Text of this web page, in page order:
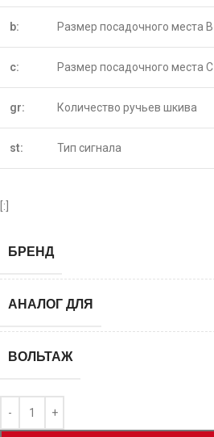
b: Размер посадочного места B
c: Размер посадочного места C
gr: Количество ручьев шкива
st: Тип сигнала
[:]
БРЕНД
АНАЛОГ ДЛЯ
ВОЛЬТАЖ